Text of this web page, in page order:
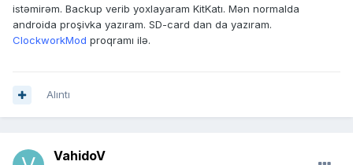
istəmirəm. Backup verib yoxlayaram KitKatı. Mən normalda
androida proşivka yazıram. SD-card dan da yazıram.
ClockworkMod proqramı ilə.
Alıntı
VahidoV